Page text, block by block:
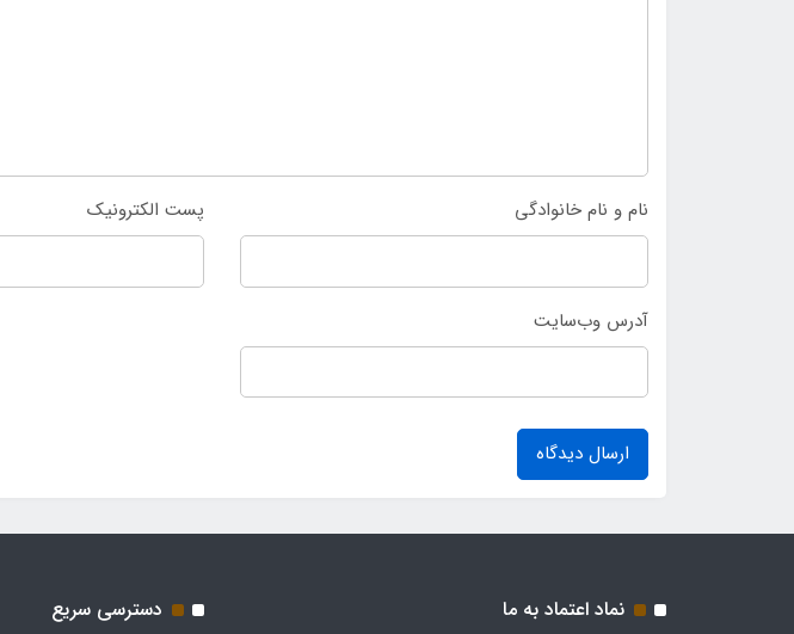
نام و نام خانوادگی پست الکترونیک
آدرس وب‌سایت
ارسال دیدگاه
نماد اعتماد به ما دسترسی سریع